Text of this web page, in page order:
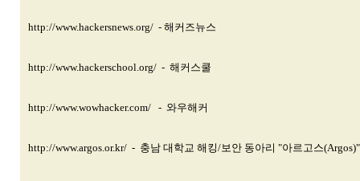
http://www.hackersnews.org/ -해커즈뉴스
http://www.hackerschool.org/ - 해커스쿨
http://www.wowhacker.com/ - 와우해커
http://www.argos.or.kr/ - 충남대학교 해킹/보안 동아리 "아르고스(Argos)"